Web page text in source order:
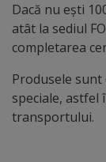
Dacă nu ești
atât la sediul
completarea
Produsele
speciale, astfel
transportului.